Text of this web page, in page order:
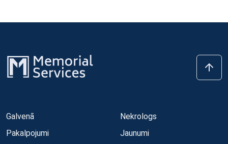
Galvenā
Pakalpojumi
Nekrologs
Jaunumi